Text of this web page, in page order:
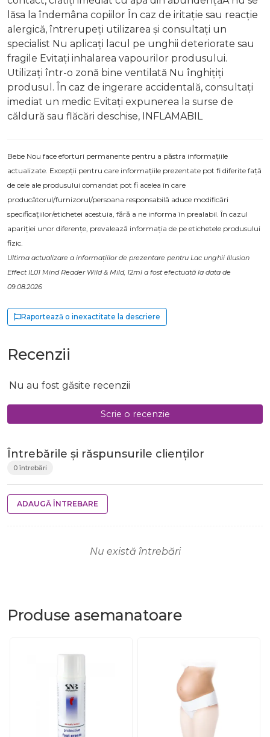
lăsa la îndemâna copiilor În caz de iritație sau reacție
alergică, întrerupeți utilizarea și consultați un
specialist Nu aplicați lacul pe unghii deteriorate sau
fragile Evitați inhalarea vapourilor produsului.
Utilizați într-o zonă bine ventilată Nu înghițiți
produsul. În caz de ingerare accidentală, consultați
imediat un medic Evitați expunerea la surse de
căldură sau flăcări deschise, INFLAMABIL
Bebe Nou face eforturi permanente pentru a păstra informațiile
actualizate. Excepții pentru care informațiile prezentate pot fi diferite față
de cele ale produsului comandat pot fi acelea în care
producătorul/furnizorul/persoana responsabilă aduce modificări
specificațiilor/etichetei acestuia, fără a ne informa în prealabil. În cazul
apariției unor diferențe, prevalează informația de pe etichetele produsului
fizic.
Ultima actualizare a informațiilor de prezentare pentru Lac unghii Illusion
Effect IL01 Mind Reader Wild & Mild, 12ml a fost efectuată la data de
09.08.2026
Raportează o inexactitate la descriere
Recenzii
Nu au fost găsite recenzii
Scrie o recenzie
Întrebările și răspunsurile clienților
0 întrebări
ADAUGĂ ÎNTREBARE
Nu există întrebări
Produse asemanatoare